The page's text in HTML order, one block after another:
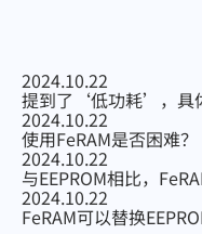
2024.10.22
提到了‘低功耗’，具
2024.10.22
使用FeRAM是否困难？
2024.10.22
与EEPROM相比，
2024.10.22
FeRAM可以替换